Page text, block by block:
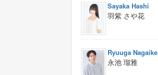
Sayaka Hashi
羽紫 さや花
Ryuuga Nagaike
永池 瑠雅